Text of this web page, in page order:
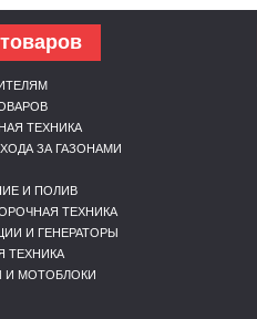
ТЕХНИКА
ЗА ГАЗОНАМИ
И ПОЛИВ
ТЕХНИКА
И ГЕНЕРАТОРЫ
ТЕХНИКА
И МОТОБЛОКИ